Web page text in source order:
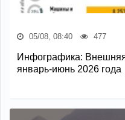
05/08, 08:40 477
Инфографика: Внешняя
январь-июнь 2026 года